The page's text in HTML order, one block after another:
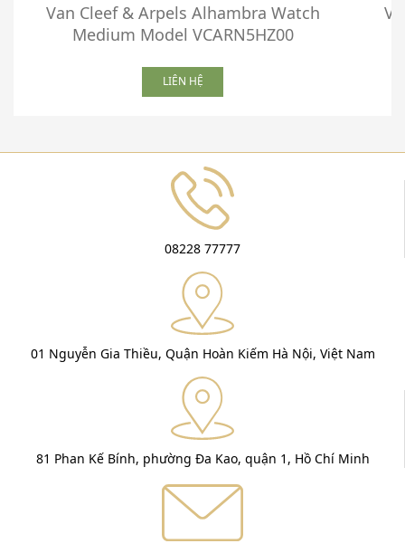
Van Cleef & Arpels Alhambra Watch
Medium Model VCARN5HZ00
LIÊN HỆ
08228 77777
01 Nguyễn Gia Thiều, Quận Hoàn Kiếm Hà Nội, Việt Nam
81 Phan Kế Bính, phường Đa Kao, quận 1, Hồ Chí Minh